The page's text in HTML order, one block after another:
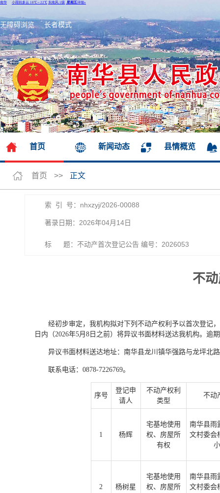
无障碍浏览 长者模式
首页 新闻动态 县情概览
首页 >> 正文
索 引 号：nhxzyj/2026-00088
著录日期：2026年04月14日
标 题：不动产首次登记公告 编号：2026053
不
经初步审定，我机构拟对下列不动产权利予以首次登记
日内（2026年5月8日之前）将异议书面材料送达我机构。
异议书面材料送达地址：南华县龙川镇华强路与龙坪北
联系电话：0878-7226769。
序号
登记申
请人
不动产权利
类型
不动
1 杨辉
宅基地使用
权、房屋所
有权
南华县雨
文村委会
2 杨树星
宅基地使用
权、房屋所
南华县雨
文村委会